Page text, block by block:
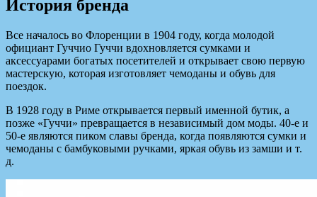
История бренда
Все началось во Флоренции в 1904 году, когда молодой
официант Гуччио Гуччи вдохновляется сумками и
аксессуарами богатых посетителей и открывает свою первую
мастерскую, которая изготовляет чемоданы и обувь для
поездок.
В 1928 году в Риме открывается первый именной бутик, а
позже «Гуччи» превращается в независимый дом моды. 40-е и
50-е являются пиком славы бренда, когда появляются сумки и
чемоданы с бамбуковыми ручками, яркая обувь из замши и т.
д.